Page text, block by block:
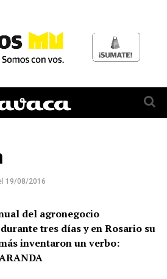
19/08/2016
del agronegocio
tres días y en Rosario su
inventaron un verbo: